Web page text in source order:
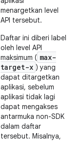
menargetkan level
API tersebut.
Daftar ini diberi label
oleh level API
maksimum ( max-
target-x ) yang
dapat ditargetkan
aplikasi, sebelum
aplikasi tidak lagi
dapat mengakses
antarmuka non-SDK
dalam daftar
tersebut. Misalnya,